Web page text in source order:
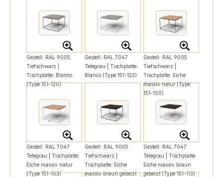
Gestell: RAL 9005
Tiefschwarz |
Tischplatte: Blanco
(Type 151-120)
Gestell: RAL 7047
Telegrau | Tischplatte:
Blanco (Type 151-123)
Gestell: RAL 9005
Tiefschwarz |
Tischplatte: Eiche
massiv natur (Type
151-100)
Gestell: RAL 7047
Telegrau | Tischplatte:
Eiche massiv natur
(Type 151-103)
Gestell: RAL 9005
Tiefschwarz |
Tischplatte: Eiche
massiv braun gebeizt
Gestell: RAL 7047
Telegrau | Tischplatte:
Eiche massiv braun
gebeizt (Type 151-113)